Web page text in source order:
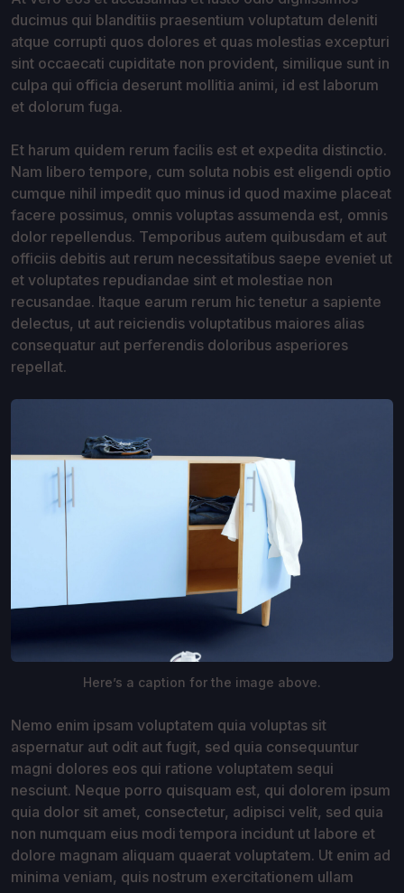
ducimus qui blanditiis praesentium voluptatum deleniti
atque corrupti quos dolores et quas molestias excepturi
sint occaecati cupiditate non provident, similique sunt in
culpa qui officia deserunt mollitia animi, id est laborum
et dolorum fuga.
Et harum quidem rerum facilis est et expedita distinctio.
Nam libero tempore, cum soluta nobis est eligendi optio
cumque nihil impedit quo minus id quod maxime placeat
facere possimus, omnis voluptas assumenda est, omnis
dolor repellendus. Temporibus autem quibusdam et aut
officiis debitis aut rerum necessitatibus saepe eveniet ut
et voluptates repudiandae sint et molestiae non
recusandae. Itaque earum rerum hic tenetur a sapiente
delectus, ut aut reiciendis voluptatibus maiores alias
consequatur aut perferendis doloribus asperiores
repellat.
Here’s a caption for the image above.
Nemo enim ipsam voluptatem quia voluptas sit
aspernatur aut odit aut fugit, sed quia consequuntur
magni dolores eos qui ratione voluptatem sequi
nesciunt. Neque porro quisquam est, qui dolorem ipsum
quia dolor sit amet, consectetur, adipisci velit, sed quia
non numquam eius modi tempora incidunt ut labore et
dolore magnam aliquam quaerat voluptatem. Ut enim ad
minima veniam, quis nostrum exercitationem ullam